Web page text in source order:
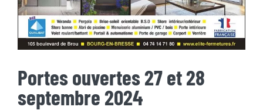
Portes ouvertes 27 et 28
septembre 2024